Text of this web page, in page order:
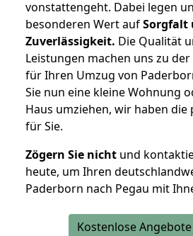
vonstattengeht. Dabei legen
besonderen Wert aufSorgfalt
Zuverlässigkeit. Die Qualität
Leistungen machen uns zu
für Ihren Umzug von
Sie nun eine kleine Wohnung
Haus umziehen, wir haben die
für Sie.
Zögern Sie nicht und
heute, um Ihren
Paderborn nach Pegau mit
Kostenlose